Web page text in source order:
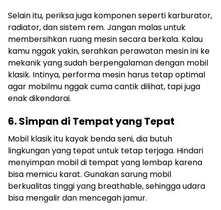
Selain itu, periksa juga komponen seperti karburator,
radiator, dan sistem rem. Jangan malas untuk
membersihkan ruang mesin secara berkala. Kalau
kamu nggak yakin, serahkan perawatan mesin ini ke
mekanik yang sudah berpengalaman dengan mobil
klasik. Intinya, performa mesin harus tetap optimal
agar mobilmu nggak cuma cantik dilihat, tapi juga
enak dikendarai.
6. Simpan di Tempat yang Tepat
Mobil klasik itu kayak benda seni, dia butuh
lingkungan yang tepat untuk tetap terjaga. Hindari
menyimpan mobil di tempat yang lembap karena
bisa memicu karat. Gunakan sarung mobil
berkualitas tinggi yang breathable, sehingga udara
bisa mengalir dan mencegah jamur.